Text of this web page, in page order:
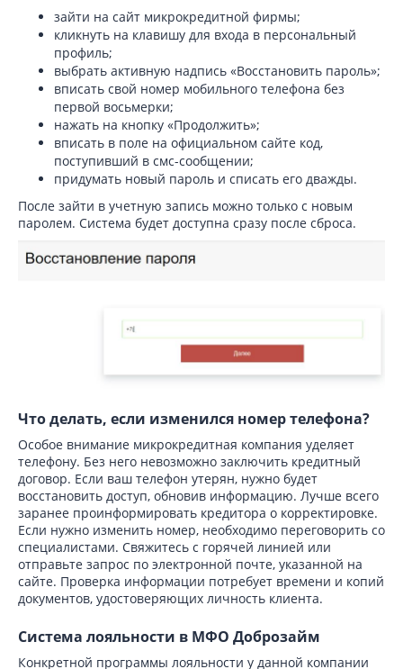
зайти на сайт микрокредитной фирмы;
кликнуть на клавишу для входа в персональный
профиль;
выбрать активную надпись «Восстановить пароль»;
вписать свой номер мобильного телефона без
первой восьмерки;
нажать на кнопку «Продолжить»;
вписать в поле на официальном сайте код,
поступивший в смс-сообщении;
придумать новый пароль и списать его дважды.
После зайти в учетную запись можно только с новым
паролем. Система будет доступна сразу после сброса.
Что делать, если изменился номер телефона?
Особое внимание микрокредитная компания уделяет
телефону. Без него невозможно заключить кредитный
договор. Если ваш телефон утерян, нужно будет
восстановить доступ, обновив информацию. Лучше всего
заранее проинформировать кредитора о корректировке.
Если нужно изменить номер, необходимо переговорить со
специалистами. Свяжитесь с горячей линией или
отправьте запрос по электронной почте, указанной на
сайте. Проверка информации потребует времени и копий
документов, удостоверяющих личность клиента.
Система лояльности в МФО Доброзайм
Конкретной программы лояльности у данной компании